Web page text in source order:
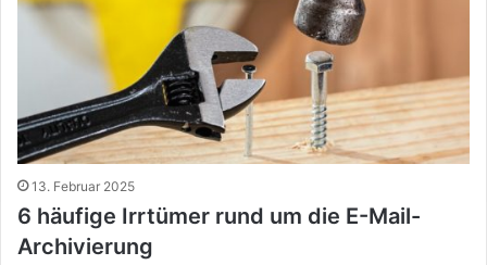
13. Februar 2025
6 häufige Irrtümer rund um die E-Mail-
Archivierung